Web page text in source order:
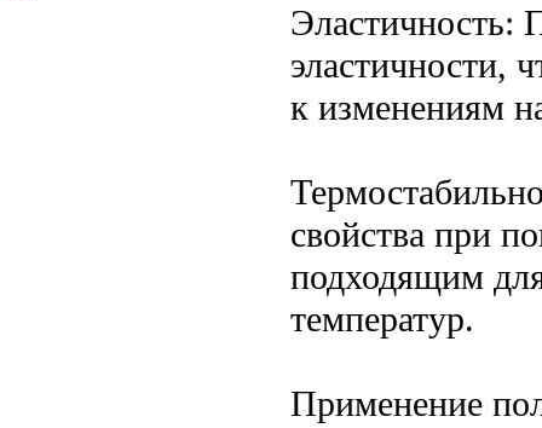
Эластичность:
эластичности,
к изменениям
свойства при
подходящим
температур.
Применение